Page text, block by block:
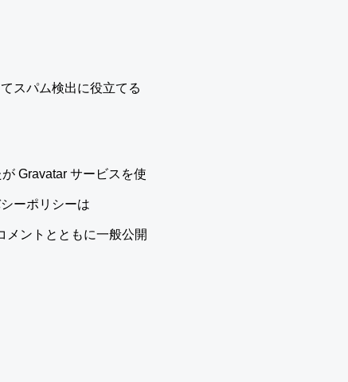
スパム検出に役立てる
Gravatar サービスを使
ーポリシーは
メントとともに一般公開